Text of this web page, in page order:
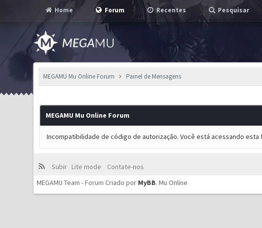
Home Forum Recentes Pesquisar
MEGAMU Mu Online Forum Painel de Mensagens
MEGAMU Mu Online Forum
Incompatibilidade de código de autorização. Você está acessando
Subir Lite mode
Contate-nos
MEGAMU Team - Forum Criado por MyBB.Mu Online